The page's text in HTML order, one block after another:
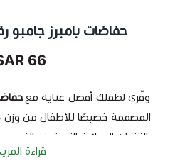
حفاضات بامبرز جامبو رقم 2 * 84
66 SAR
وفّري لطفلك أفضل عناية مع
القنوات الهوائية التي تمنع
طوال اليوم، مع ملمس ناعم
قراءة